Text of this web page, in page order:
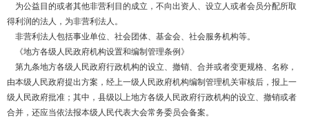
为公益目的或者其他非营利目的成立，不向出资人、设立人或者会员分配所取
得利润的法人，为非营利法人。
非营利法人包括事业单位、社会团体、基金会、社会服务机构等。
《地方各级人民政府机构设置和编制管理条例》
第九条地方各级人民政府行政机构的设立、撤销、合并或者变更规格、名称，
由本级人民政府提出方案，经上一级人民政府机构编制管理机关审核后，报上一
级人民政府批准；其中，县级以上地方各级人民政府行政机构的设立、撤销或者
合并，还应当依法报本级人民代表大会常务委员会备案。